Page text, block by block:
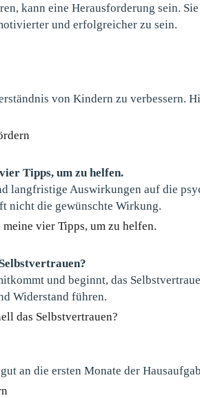
kann eine Herausforderung sein.
und erfolgreicher zu sein.
von Kindern zu verbessern.
Tipps, um zu helfen.
langfristige Auswirkungen auf die
nicht die gewünschte Wirkung.
vier Tipps, um zu helfen.
und beginnt, das
Widerstand führen.
das Selbstvertrauen?
an die ersten Monate der